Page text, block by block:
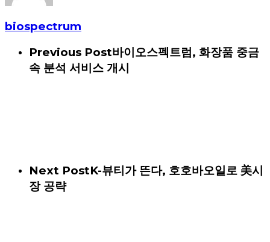
biospectrum
Previous Post바이오스펙트럼, 화장품 중금
속 분석 서비스 개시
Next PostK-뷰티가 뜬다, 호호바오일로 美시
장 공략